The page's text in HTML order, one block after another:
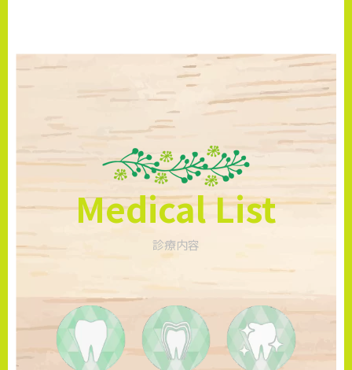
Medical List
診療内容